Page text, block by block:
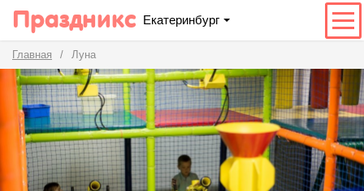
Праздникс Екатеринбург
Главная Луна